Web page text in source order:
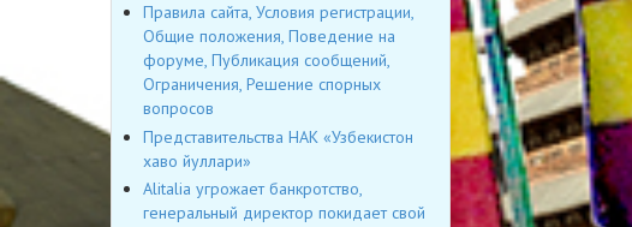
Правила сайта, Условия регистрации,
Общие положения, Поведение на
форуме, Публикация сообщений,
Ограничения, Решение спорных
вопросов
Представительства НАК «Узбекистон
хаво йуллари»
Alitalia угрожает банкротство,
генеральный директор покидает свой